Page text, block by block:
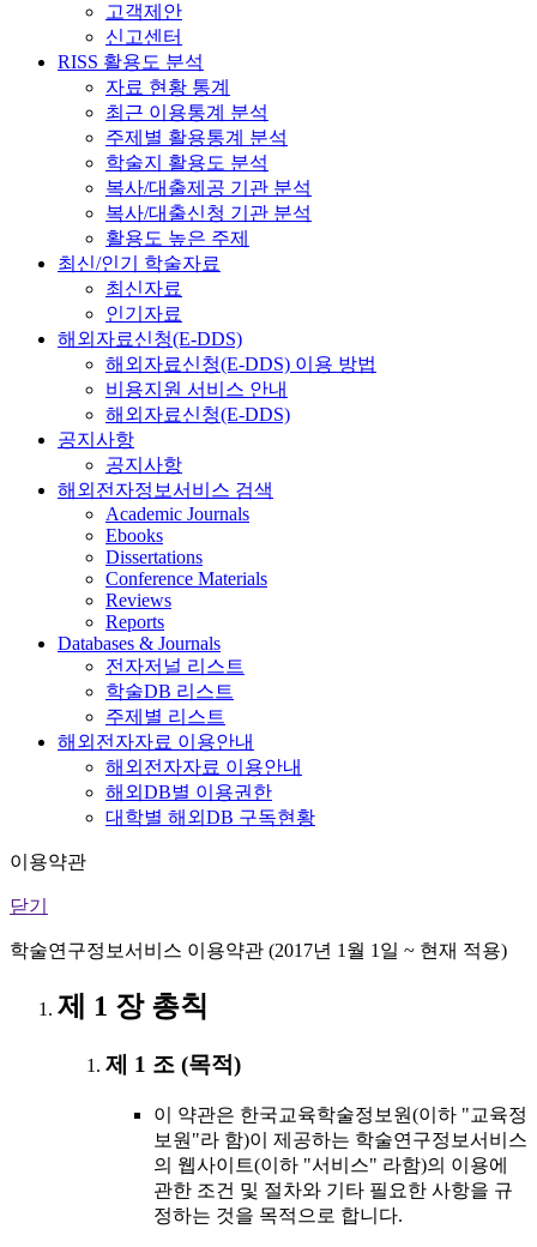
고객제안
신고센터
RISS 활용도 분석
자료 현황 통계
최근 이용통계 분석
주제별 활용통계 분석
학술지 활용도 분석
복사/대출제공 기관 분석
복사/대출신청 기관 분석
활용도 높은 주제
최신/인기 학술자료
최신자료
인기자료
해외자료신청(E-DDS)
해외자료신청(E-DDS) 이용 방법
비용지원 서비스 안내
해외자료신청(E-DDS)
공지사항
공지사항
해외전자정보서비스 검색
Academic Journals
Ebooks
Dissertations
Conference Materials
Reviews
Reports
Databases & Journals
전자저널 리스트
학술DB 리스트
주제별 리스트
해외전자자료 이용안내
해외전자자료 이용안내
해외DB별 이용권한
대학별 해외DB 구독현황
이용약관
닫기
학술연구정보서비스 이용약관 (2017년 1월 1일 ~ 현재 적용)
제 1 장 총칙
제 1 조 (목적)
이 약관은 한국교육학술정보원(이하 "교육정
보원"라 함)이 제공하는 학술연구정보서비스
의 웹사이트(이하 "서비스" 라함)의 이용에
관한 조건 및 절차와 기타 필요한 사항을 규
정하는 것을 목적으로 합니다.